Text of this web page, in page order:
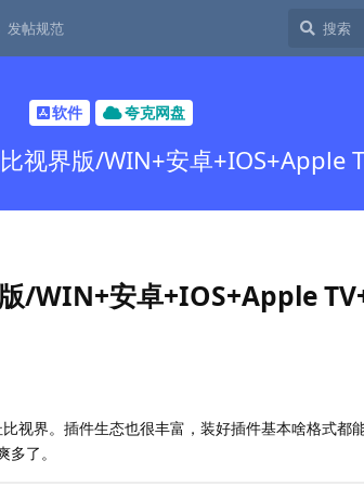
发帖规范
软件 夸克网盘
视界版/WIN+安卓+IOS+Apple
/WIN+安卓+IOS+Apple
视界。插件生态也很丰富，装好插件基本啥格式都
了。